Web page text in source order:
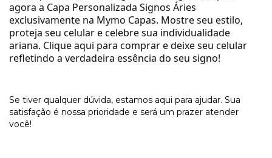
agora a Capa Personalizada Signos Áries
exclusivamente na Mymo Capas. Mostre seu estilo,
proteja seu celular e celebre sua individualidade
ariana. Clique aqui para comprar e deixe seu celular
refletindo a verdadeira essência do seu signo!
Se tiver qualquer dúvida, estamos aqui para ajudar. Sua
satisfação é nossa prioridade e será um prazer atender
você!